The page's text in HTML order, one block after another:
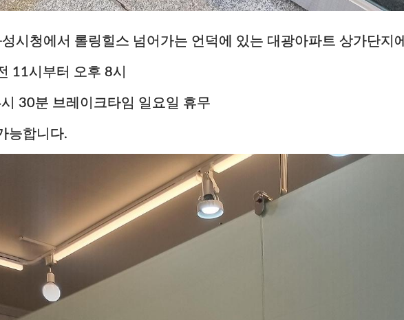
시청에서 롤링힐스 넘어가는 언덕에 있는 대광아파트 상가단지
11시부터 오후 8시
30분 브레이크타임 일요일 휴무
능합니다.